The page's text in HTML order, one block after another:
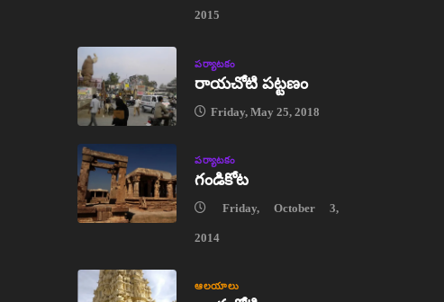
2015
పర్యాటకం
రాయచోటి పట్టణం
Friday, May 25, 2018
పర్యాటకం
గండికోట
Friday, October 3,
2014
ఆలయాలు